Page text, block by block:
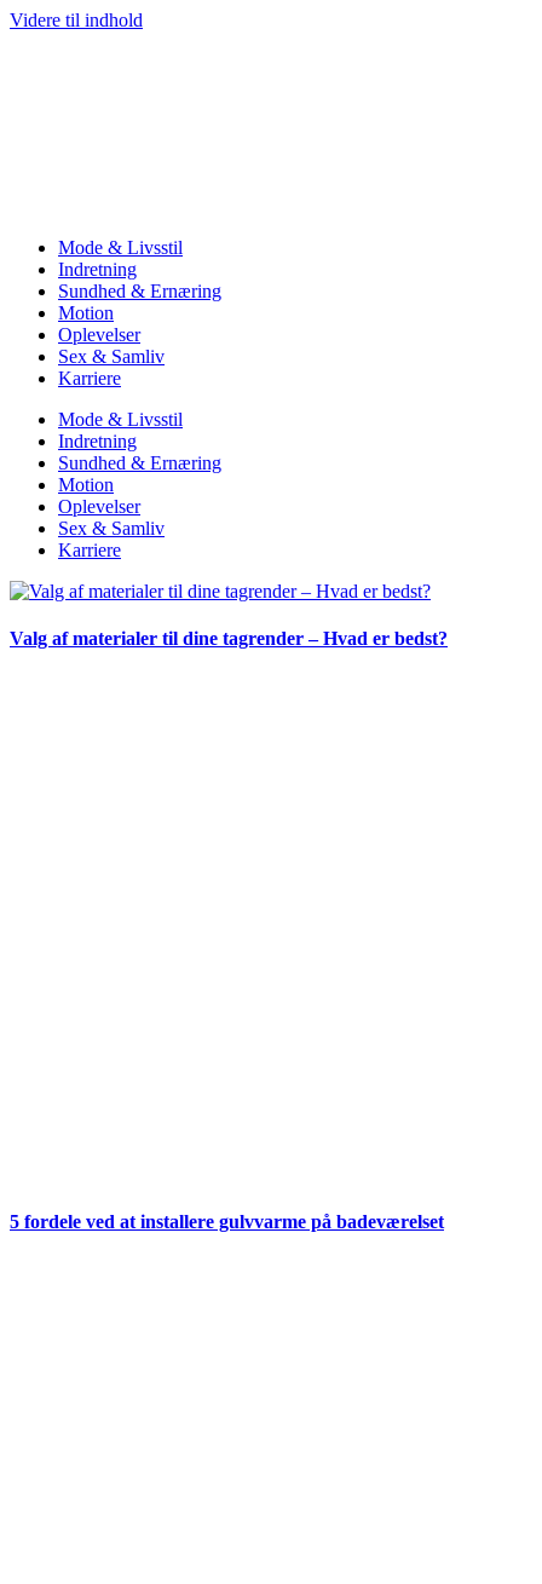
Videre til indhold
Mode & Livsstil
Indretning
Sundhed & Ernæring
Motion
Oplevelser
Sex & Samliv
Karriere
Mode & Livsstil
Indretning
Sundhed & Ernæring
Motion
Oplevelser
Sex & Samliv
Karriere
Valg af materialer til dine tagrender – Hvad er bedst?
5 fordele ved at installere gulvvarme på badeværelset